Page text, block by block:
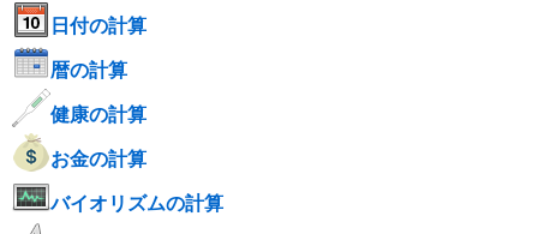
日付の計算
暦の計算
健康の計算
お金の計算
バイオリズムの計算